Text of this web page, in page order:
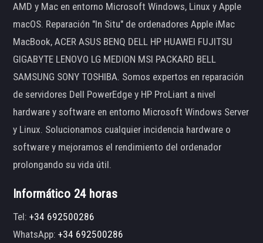
AMD y Mac en entorno Microsoft Windows, Linux y Apple
macOS. Reparación "In Situ" de ordenadores Apple iMac
MacBook, ACER ASUS BENQ DELL HP HUAWEI FUJITSU
GIGABYTE LENOVO LG MEDION MSI PACKARD BELL
SAMSUNG SONY TOSHIBA. Somos expertos en reparación
de servidores Dell PowerEdge y HP ProLiant a nivel
hardware y software en entorno Microsoft Windows Server
y Linux. Solucionamos cualquier incidencia hardware o
software y mejoramos el rendimiento del ordenador
prolongando su vida útil.
Informático 24 horas
Tel:+34 692500286
WhatsApp:+34 692500286